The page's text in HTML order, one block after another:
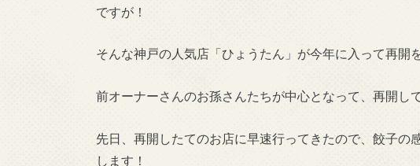
ですが！
そんな神戸の人気店「ひょうたん」が今年に入って再開
前オーナーさんのお孫さんたちが中心となって、再開し
先日、再開したてのお店に早速行ってきたので、餃子の
します！